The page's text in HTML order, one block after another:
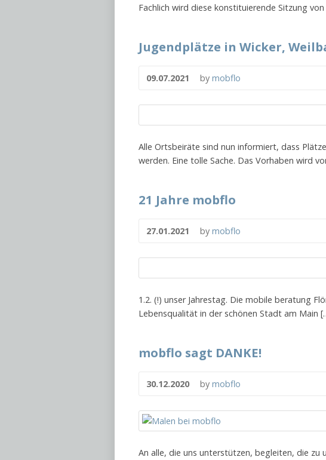
Fachlich wird diese konstituierende Sitzung
Jugendplätze in Wicker,
09.07.2021 by mobflo
Alle Ortsbeiräte sind nun informiert, dass
werden. Eine tolle Sache. Das Vorhaben wird
21 Jahre mobflo
27.01.2021 by mobflo
1.2. (!) unser Jahrestag. Die mobile beratung
Lebensqualität in der schönen Stadt am Main
mobflo sagt DANKE!
30.12.2020 by mobflo
An alle, die uns unterstützen, begleiten, die zu